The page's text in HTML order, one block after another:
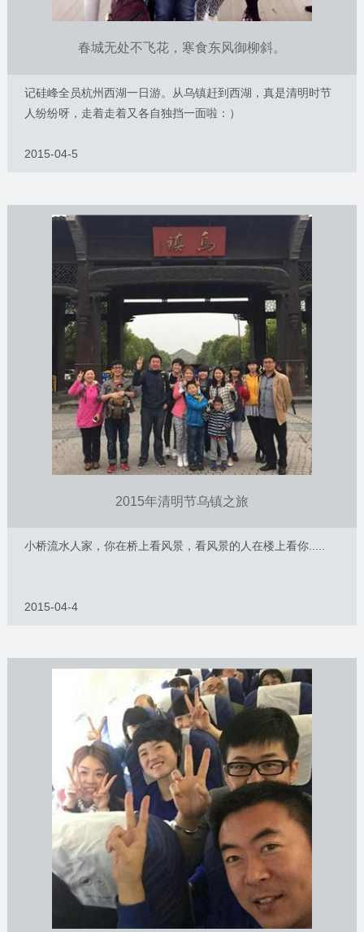
春城无处不飞花，寒食东风御柳斜。
记硅峰全员杭州西湖一日游。从乌镇赶到西湖，真是清明时节
人纷纷呀，走着走着又各自独挡一面啦：）
2015-04-5
2015年清明节乌镇之旅
小桥流水人家，你在桥上看风景，看风景的人在楼上看你.....
2015-04-4